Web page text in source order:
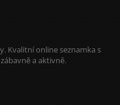
Kvalitní online seznamka s
a aktivně.